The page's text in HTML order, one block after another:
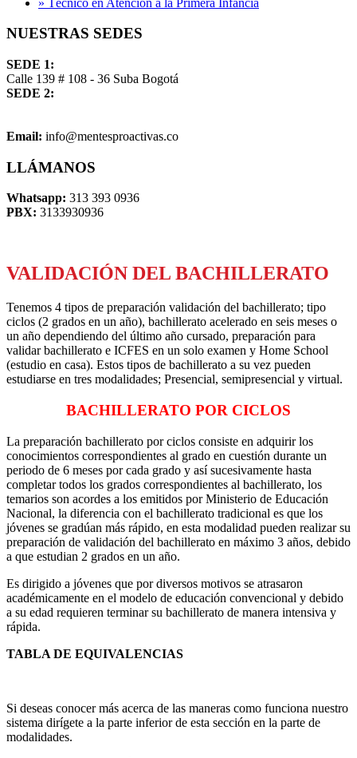
NUESTRAS SEDES
SEDE 1:
Calle 139 # 108 - 36 Suba Bogotá
SEDE 2:
Email: info@mentesproactivas.co
LLÁMANOS
Whatsapp: 313 393 0936
PBX: 3133930936
VALIDACIÓN DEL BACHILLERATO
Tenemos 4 tipos de preparación validación del bachillerato; tipo
ciclos (2 grados en un año), bachillerato acelerado en seis meses o
un año dependiendo del último año cursado, preparación para
validar bachillerato e ICFES en un solo examen y Home School
(estudio en casa). Estos tipos de bachillerato a su vez pueden
estudiarse en tres modalidades; Presencial, semipresencial y virtual.
BACHILLERATO POR CICLOS
La preparación bachillerato por ciclos consiste en adquirir los
conocimientos correspondientes al grado en cuestión durante un
periodo de 6 meses por cada grado y así sucesivamente hasta
completar todos los grados correspondientes al bachillerato, los
temarios son acordes a los emitidos por Ministerio de Educación
Nacional, la diferencia con el bachillerato tradicional es que los
jóvenes se gradúan más rápido, en esta modalidad pueden realizar su
preparación de validación del bachillerato en máximo 3 años, debido
a que estudian 2 grados en un año.
Es dirigido a jóvenes que por diversos motivos se atrasaron
académicamente en el modelo de educación convencional y debido
a su edad requieren terminar su bachillerato de manera intensiva y
rápida.
TABLA DE EQUIVALENCIAS
Si deseas conocer más acerca de las maneras como funciona nuestro
sistema dirígete a la parte inferior de esta sección en la parte de
modalidades.